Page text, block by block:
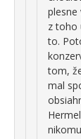
plesne
z toho
to.
tom,
mal